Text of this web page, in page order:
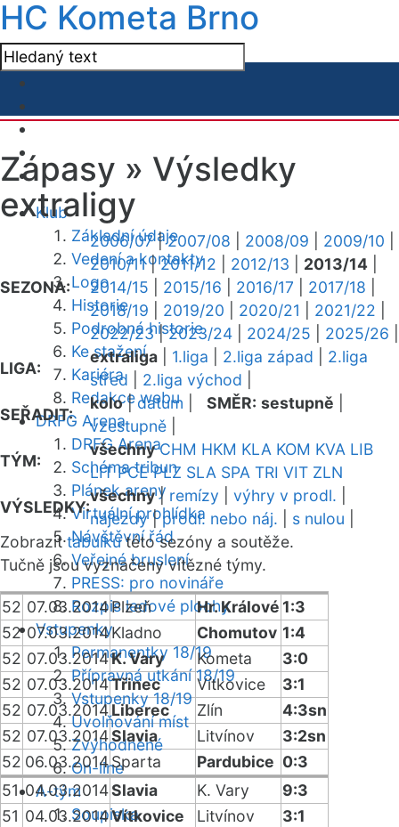
HC Kometa Brno
Klub
Základní údaje
Vedení a kontakty
Logo
Historie
Podrobná historie
Ke stažení
Kariéra
Redakce webu
DRFG Arena
DRFG Arena
Schéma tribun
Plánek areny
Virtuální prohlídka
Návštěvní řád
Veřejné bruslení
PRESS: pro novináře
Rozpis ledové plochy
Vstupenky
Permanentky 18/19
Přípravná utkání 18/19
Vstupenky 18/19
Uvolňování míst
Zvýhodněné
On-line
A-tým
Soupiska
Zápasy » Výsledky
extraligy
SEZONA:
2006/07|2007/08 2008/09 2009/10
2010/11|2011/12 2012/13 2013/14
2014/15
2015/16 2016/17 2017/18
2018/19
2019/20 2020/21 2021/22
2022/23|2023/24 2024/25 2025/26
LIGA:
extraliga 1.liga 2.liga západ
2.liga
střed
2.liga východ
SEŘADIT:
kolo|datum SMĚR: sestupně
vzestupně
TÝM:
všechny CHM HKM KLA KOM KVA LIB
LIT PCE PLZ SLA SPA TRI VIT ZLN
VÝSLEDKY:
všechny| remízy výhry v prodl.
nájezdy|prodl. nebo náj. s nulou
Zobrazittabulkutéto sezóny a soutěže.
Tučně jsou vyznačeny vítězné týmy.
52 07.03.2014Plzeň Hr. Králové 1:3
52 07.03.2014Kladno Chomutov 1:4
52 07.03.2014K. Vary Kometa
3:0
52 07.03.2014Třinec Vítkovice
3:1
52 07.03.2014Liberec Zlín
4:3sn
52 07.03.2014Slavia Litvínov
3:2sn
52 06.03.2014Sparta Pardubice 0:3
51 04.03.2014Slavia K. Vary
9:3
51 04.03.2014Vítkovice Litvínov
3:1